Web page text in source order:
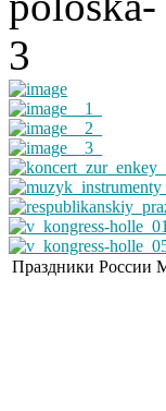
Праздники России